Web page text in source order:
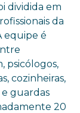
dividida em
da
equipe é
psicólogos,
cozinheiras,
guardas
20